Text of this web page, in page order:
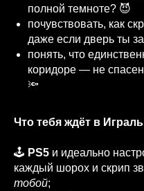
полной темноте? 😈
почувствовать, как
даже если дверь ты
понять, что
коридоре — не
🔦
Что тебя ждёт в
🕹️ PS5 и идеально
каждый шорох и скрип
тобой;